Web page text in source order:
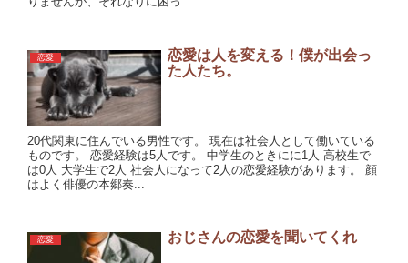
恋愛
恋愛は人を変える！僕が出会っ
た人たち。
20代関東に住んでいる男性です。 現在は社会人として働いている
ものです。 恋愛経験は5人です。 中学生のときにに1人 高校生で
は0人 大学生で2人 社会人になって2人の恋愛経験があります。 顔
はよく俳優の本郷奏...
恋愛 おじさんの恋愛を聞いてくれ